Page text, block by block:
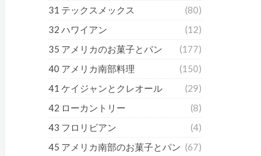
31 テックスメックス
(80)
32 ハワイアン
(12)
35 アメリカのお菓子とパン
(177)
40 アメリカ南部料理
(150)
41 ケイジャンとクレオール
(29)
42 ローカントリー
(8)
43 フロリビアン
(4)
45 アメリカ南部のお菓子とパン (67)